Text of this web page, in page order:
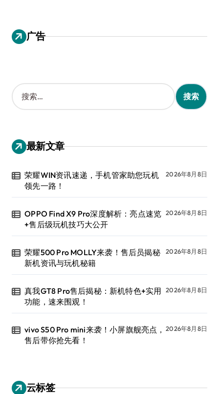
广告
搜
索
：
最新文章
荣耀WIN资讯速递，手机管家助您玩机
领先一路！
2026年8月8日
OPPO Find X9 Pro深度解析：亮点速览
+售后级玩机技巧大公开
2026年8月8日
荣耀500 Pro MOLLY来袭！售后员揭秘
新机资讯与玩机秘籍
2026年8月8日
真我GT8 Pro售后揭秘：新机特色+实用
功能，速来围观！
2026年8月8日
vivo S50 Pro mini来袭！小屏旗舰亮点，
售后带你抢先看！
2026年8月8日
云标签